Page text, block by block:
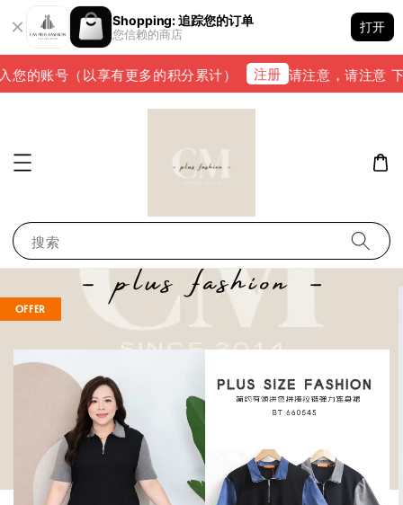
Shopping: 追踪您的订单
您信赖的商店
打开
的账号（以享有更多的积分累计） 注册 请注意，请注意 下
搜索
OFFER